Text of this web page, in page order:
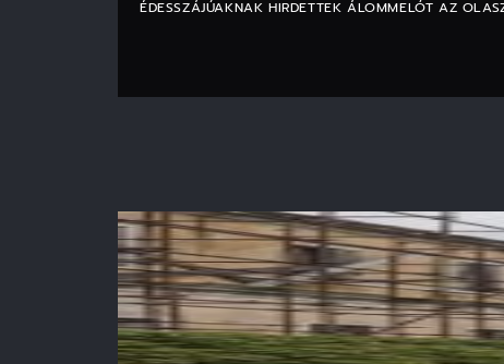
ÉDESSZÁJÚAKNAK HIRDETTEK ÁLOMMELÓT AZ